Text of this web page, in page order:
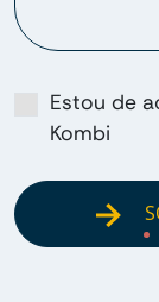
Estou de
Kombi